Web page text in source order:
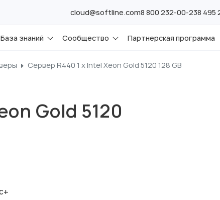
cloud@softline.com8 800 232-00-238 495
База знаний Сообщество Партнерская программа
Сервер R440 1 x Intel Xeon Gold 5120 128 GB
Gold 5120